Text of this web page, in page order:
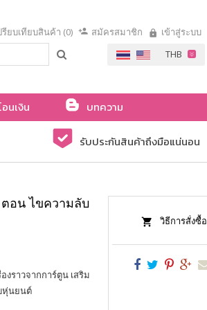
รียบเทียบสินค้า (0) สมัครสมาชิก เข้าสู่ระบบ
นเงิน
บทความ
รับประกันสินค้าถึงมือแน่นอน
อน ไขความลับ
ราวจากการ์ตูน เสริม
หุ่นยนต์
วิธีการสั่งซื้อ